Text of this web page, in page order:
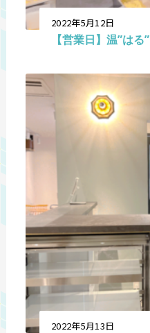
2022年5月12日
【営業日】温”はる”
2022年5月13日